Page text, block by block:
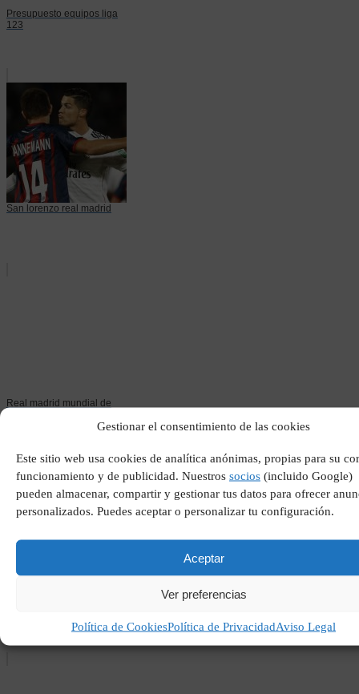
Gestionar el consentimiento de las cookies
Este sitio web usa cookies de analítica anónimas, propias para su
funcionamiento y de publicidad. Nuestros socios (incluido Google)
pueden almacenar, compartir y gestionar tus datos para ofrecer
personalizados. Puedes aceptar o personalizar tu configuración.
Aceptar
Ver preferencias
Política de CookiesPolítica de PrivacidadAviso Legal
Presupuesto equipos liga
123
San lorenzo real madrid
Real madrid mundial de